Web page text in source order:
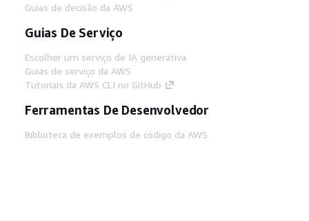
Guias de decisão da AWS
Guias De Serviço
Escolher um serviço de IA generativa
Guias de serviço da AWS
Tutoriais da AWS CLI no GitHub
Ferramentas De Desenvolvedor
Biblioteca de exemplos de código da AWS